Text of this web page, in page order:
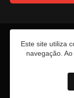
Este site utiliza
navegação.